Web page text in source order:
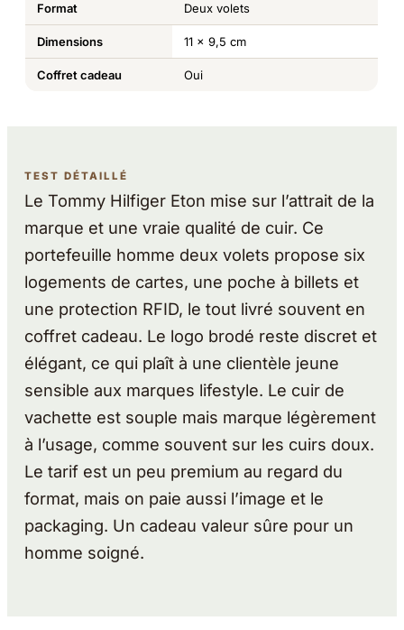
Format Deux volets
Dimensions 11 x 9,5 cm
Coffret cadeau Oui
TEST DÉTAILLÉ
Le Tommy Hilfiger Eton mise sur l’attrait de la
marque et une vraie qualité de cuir. Ce
portefeuille homme deux volets propose six
logements de cartes, une poche à billets et
une protection RFID, le tout livré souvent en
coffret cadeau. Le logo brodé reste discret et
élégant, ce qui plaît à une clientèle jeune
sensible aux marques lifestyle. Le cuir de
vachette est souple mais marque légèrement
à l’usage, comme souvent sur les cuirs doux.
Le tarif est un peu premium au regard du
format, mais on paie aussi l’image et le
packaging. Un cadeau valeur sûre pour un
homme soigné.